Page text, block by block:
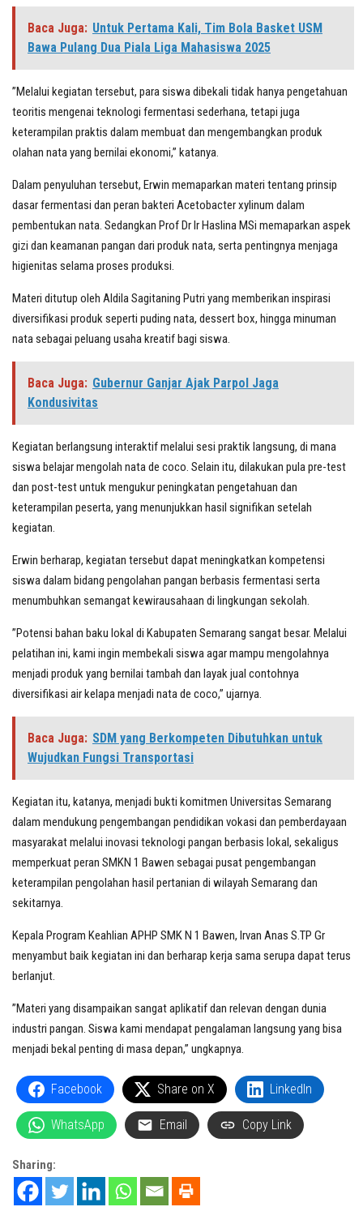
Baca Juga: Untuk Pertama Kali, Tim Bola Basket USM
Bawa Pulang Dua Piala Liga Mahasiswa 2025
”Melalui kegiatan tersebut, para siswa dibekali tidak hanya pengetahuan
teoritis mengenai teknologi fermentasi sederhana, tetapi juga
keterampilan praktis dalam membuat dan mengembangkan produk
olahan nata yang bernilai ekonomi,” katanya.
Dalam penyuluhan tersebut, Erwin memaparkan materi tentang prinsip
dasar fermentasi dan peran bakteri Acetobacter xylinum dalam
pembentukan nata. Sedangkan Prof Dr Ir Haslina MSi memaparkan aspek
gizi dan keamanan pangan dari produk nata, serta pentingnya menjaga
higienitas selama proses produksi.
Materi ditutup oleh Aldila Sagitaning Putri yang memberikan inspirasi
diversifikasi produk seperti puding nata, dessert box, hingga minuman
nata sebagai peluang usaha kreatif bagi siswa.
Baca Juga: Gubernur Ganjar Ajak Parpol Jaga
Kondusivitas
Kegiatan berlangsung interaktif melalui sesi praktik langsung, di mana
siswa belajar mengolah nata de coco. Selain itu, dilakukan pula pre-test
dan post-test untuk mengukur peningkatan pengetahuan dan
keterampilan peserta, yang menunjukkan hasil signifikan setelah
kegiatan.
Erwin berharap, kegiatan tersebut dapat meningkatkan kompetensi
siswa dalam bidang pengolahan pangan berbasis fermentasi serta
menumbuhkan semangat kewirausahaan di lingkungan sekolah.
”Potensi bahan baku lokal di Kabupaten Semarang sangat besar. Melalui
pelatihan ini, kami ingin membekali siswa agar mampu mengolahnya
menjadi produk yang bernilai tambah dan layak jual contohnya
diversifikasi air kelapa menjadi nata de coco,” ujarnya.
Baca Juga: SDM yang Berkompeten Dibutuhkan untuk
Wujudkan Fungsi Transportasi
Kegiatan itu, katanya, menjadi bukti komitmen Universitas Semarang
dalam mendukung pengembangan pendidikan vokasi dan pemberdayaan
masyarakat melalui inovasi teknologi pangan berbasis lokal, sekaligus
memperkuat peran SMKN 1 Bawen sebagai pusat pengembangan
keterampilan pengolahan hasil pertanian di wilayah Semarang dan
sekitarnya.
Kepala Program Keahlian APHP SMK N 1 Bawen, Irvan Anas S.TP Gr
menyambut baik kegiatan ini dan berharap kerja sama serupa dapat terus
berlanjut.
”Materi yang disampaikan sangat aplikatif dan relevan dengan dunia
industri pangan. Siswa kami mendapat pengalaman langsung yang bisa
menjadi bekal penting di masa depan,” ungkapnya.
Facebook Share on X LinkedIn
WhatsApp Email Copy Link
Sharing: